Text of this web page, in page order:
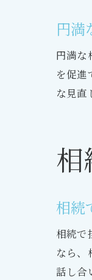
円満
円満な
を促
な見直
相続
相続で
なら、
話し合